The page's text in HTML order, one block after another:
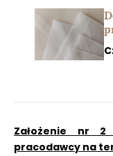
Założenie nr
pracodawcy na